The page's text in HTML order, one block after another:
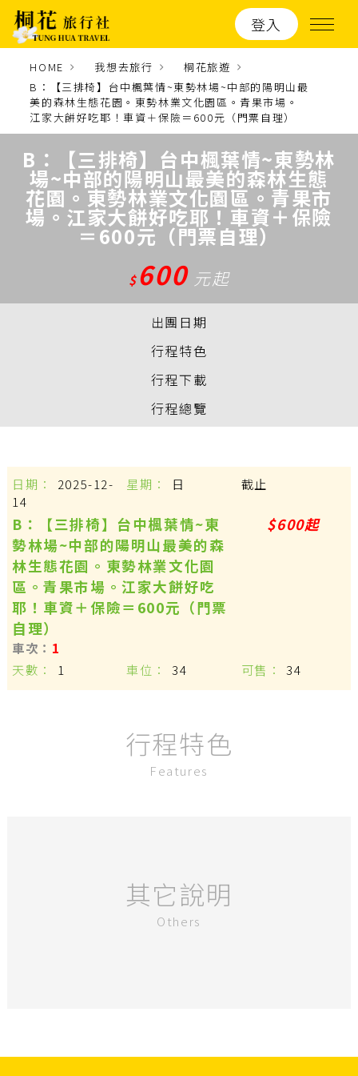
登入
HOME 我想去旅行
桐花旅遊
B：【三排椅】台中楓葉情~東勢林場~中部的陽明山最
美的森林生態花園。東勢林業文化園區。青果市場。
江家大餅好吃耶！車資＋保險＝600元（門票自理）
B：【三排椅】台中楓葉情~東勢林
場~中部的陽明山最美的森林生態
花園。東勢林業文化園區。青果市
場。江家大餅好吃耶！車資＋保險
＝600元（門票自理）
$600 元起
出團日期
行程特色
行程下載
行程總覽
2025-12-
14
日
B：【三排椅】台中楓葉情~東
勢林場~中部的陽明山最美的森
林生態花園。東勢林業文化園
區。青果市場。江家大餅好吃
耶！車資＋保險＝600元（門票
自理）
1
1
$600起
34 34
截止
行程特色
Features
其它說明
Others